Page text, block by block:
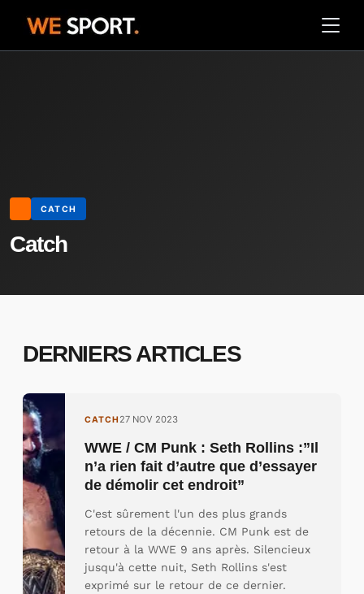
CATCH
Catch
DERNIERS ARTICLES
CATCH 27 NOV 2023
WWE / CM Punk : Seth Rollins :”Il
n’a rien fait d’autre que d’essayer
de démolir cet endroit”
C'est sûrement l'un des plus grands
retours de la décennie. CM Punk est de
retour à la WWE 9 ans après. Silencieux
jusqu'à cette nuit, Seth Rollins s'est
exprimé sur le retour de ce dernier.